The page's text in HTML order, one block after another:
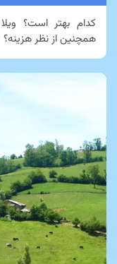
کدام بهتر است؟
همچنین از نظر هزینه؟